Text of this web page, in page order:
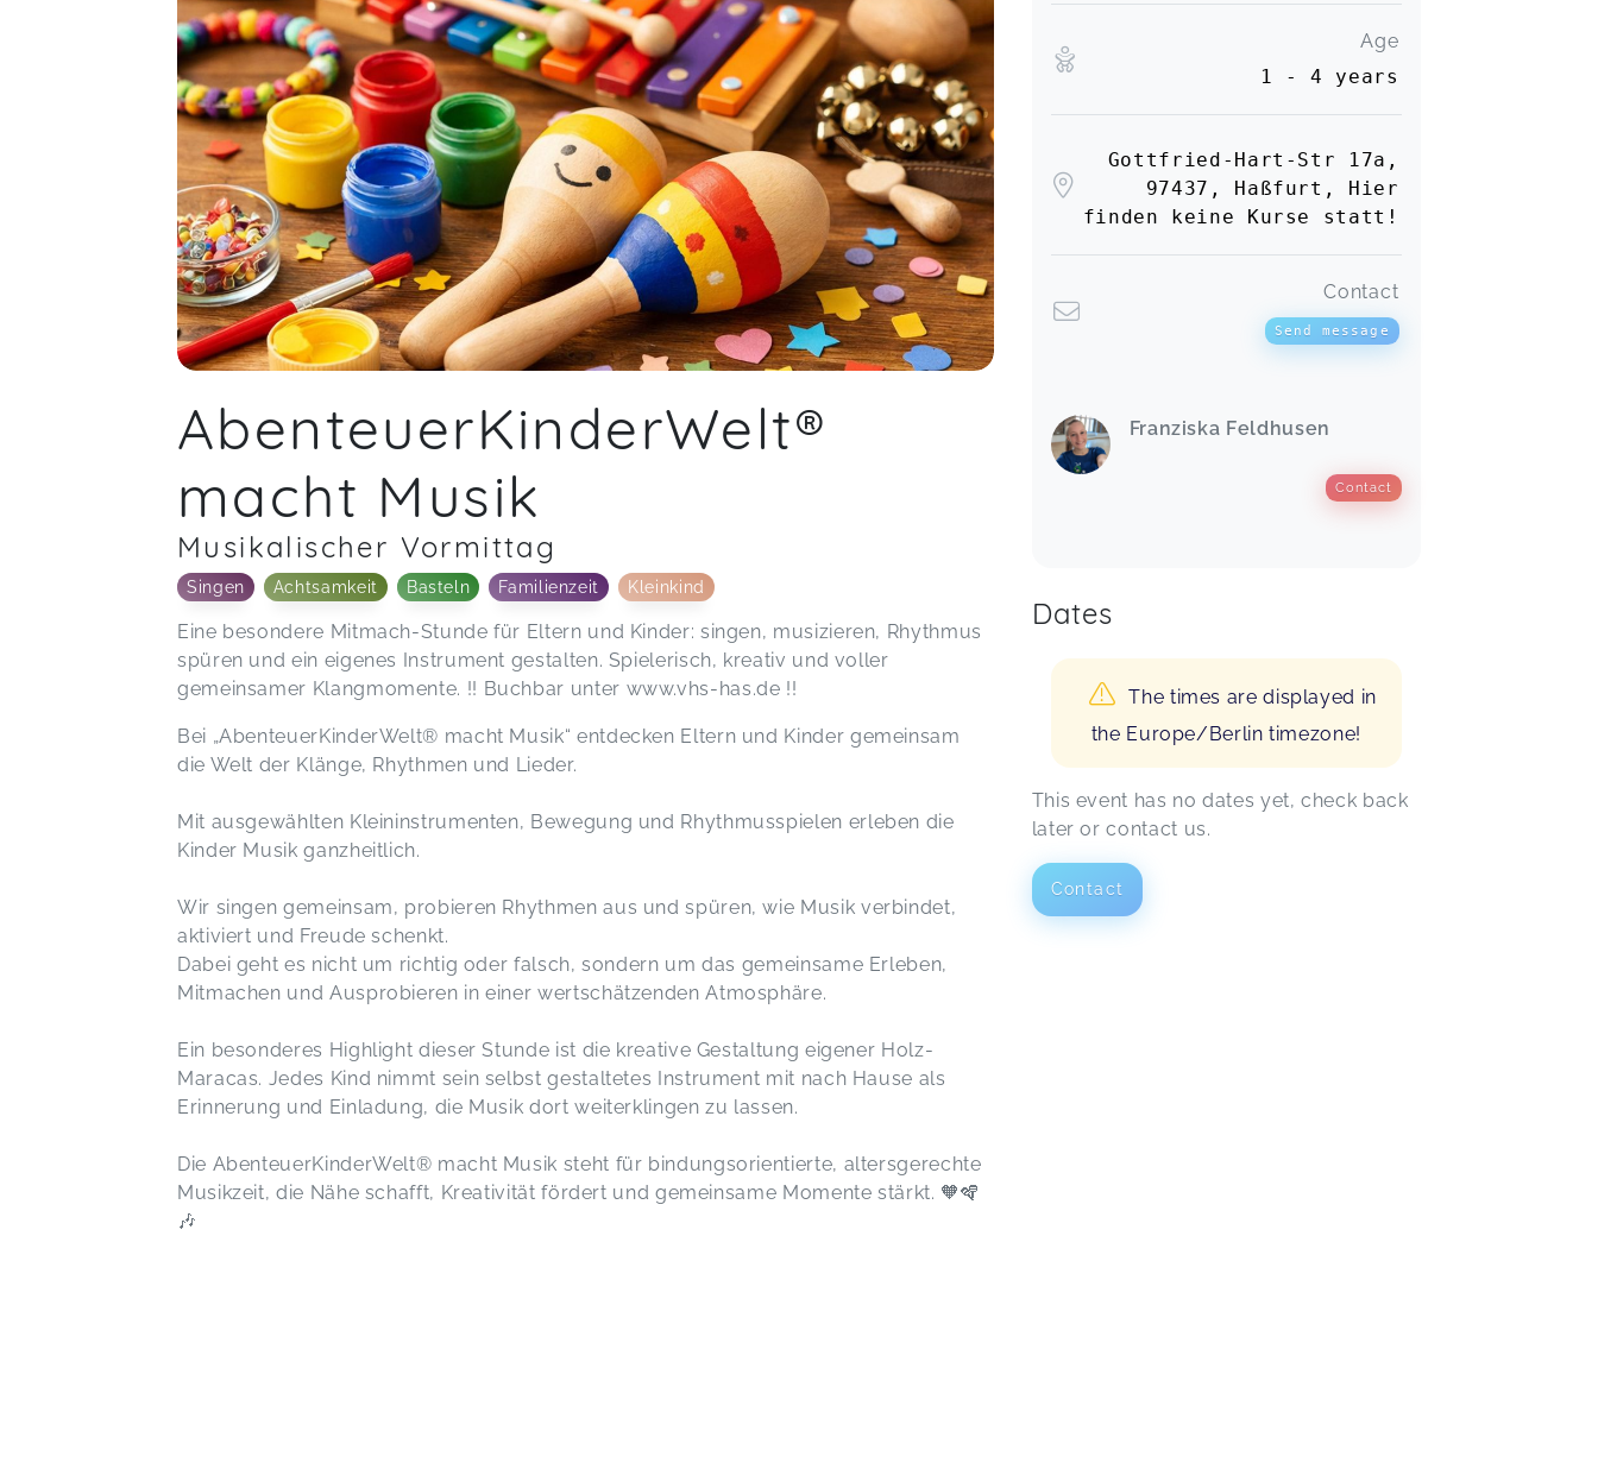
AbenteuerKinderWelt®
macht Musik
Musikalischer Vormittag
Singen Achtsamkeit Basteln Familienzeit Kleinkind
Eine besondere Mitmach-Stunde für Eltern und Kinder: singen, musizieren, Rhythmus
spüren und ein eigenes Instrument gestalten. Spielerisch, kreativ und voller
gemeinsamer Klangmomente. !! Buchbar unter www.vhs-has.de !!
Bei „AbenteuerKinderWelt® macht Musik“ entdecken Eltern und Kinder gemeinsam
die Welt der Klänge, Rhythmen und Lieder.
Mit ausgewählten Kleininstrumenten, Bewegung und Rhythmusspielen erleben die
Kinder Musik ganzheitlich.
Wir singen gemeinsam, probieren Rhythmen aus und spüren, wie Musik verbindet,
aktiviert und Freude schenkt.
Dabei geht es nicht um richtig oder falsch, sondern um das gemeinsame Erleben,
Mitmachen und Ausprobieren in einer wertschätzenden Atmosphäre.
Ein besonderes Highlight dieser Stunde ist die kreative Gestaltung eigener Holz-
Maracas. Jedes Kind nimmt sein selbst gestaltetes Instrument mit nach Hause als
Erinnerung und Einladung, die Musik dort weiterklingen zu lassen.
Die AbenteuerKinderWelt® macht Musik steht für bindungsorientierte, altersgerechte
Musikzeit, die Nähe schafft, Kreativität fördert und gemeinsame Momente stärkt. 🧡🪇
🎶
Age
1 - 4 years
Gottfried-Hart-Str 17a,
97437, Haßfurt, Hier
finden keine Kurse statt!
Contact
Send message
Franziska Feldhusen
Contact
Dates
The times are displayed in
the Europe/Berlin timezone!
This event has no dates yet, check back
later or contact us.
Contact